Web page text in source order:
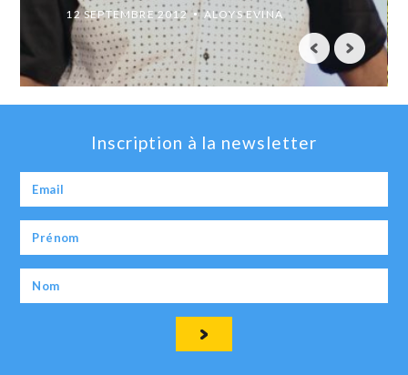
12 SEPTEMBRE 2012 ALOYS EVINA
Inscription à la newsletter